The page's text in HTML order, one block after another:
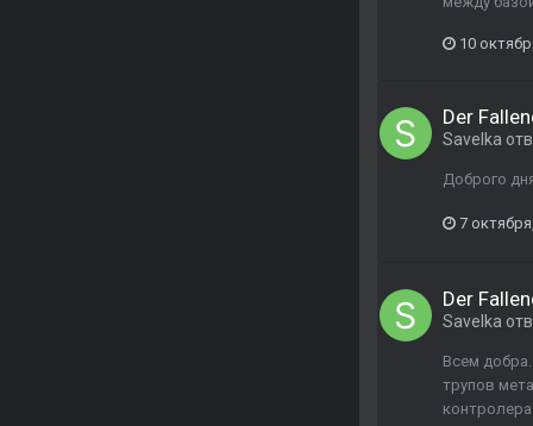
10
Der
Savelka
Доброго
7
Der
Savelka
Всем
трупов